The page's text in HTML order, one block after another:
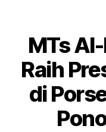
MTs
Raih
di